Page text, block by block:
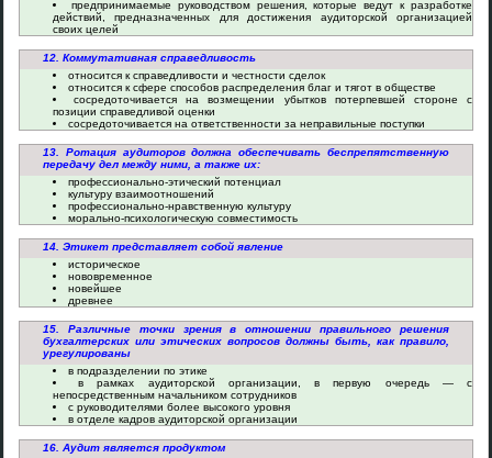
предпринимаемые руководством решения, которые ведут к разработке
действий, предназначенных для достижения аудиторской организацией
своих целей
12. Коммутативная справедливость
относится к справедливости и честности сделок
относится к сфере способов распределения благ и тягот в обществе
сосредоточивается на возмещении убытков потерпевшей стороне с
позиции справедливой оценки
сосредоточивается на ответственности за неправильные поступки
13. Ротация аудиторов должна обеспечивать беспрепятственную
передачу дел между ними, а также их:
профессионально-этический потенциал
культуру взаимоотношений
профессионально-нравственную культуру
морально-психологическую совместимость
14. Этикет представляет собой явление
историческое
нововременное
новейшее
древнее
15. Различные точки зрения в отношении правильного решения
бухгалтерских или этических вопросов должны быть, как правило,
урегулированы
в подразделении по этике
в рамках аудиторской организации, в первую очередь — с
непосредственным начальником сотрудников
с руководителями более высокого уровня
в отделе кадров аудиторской организации
16. Аудит является продуктом